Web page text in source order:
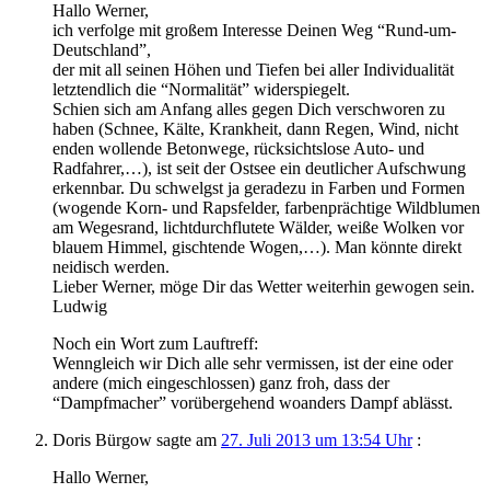
Hallo Werner,
ich verfolge mit großem Interesse Deinen Weg “Rund-um-
Deutschland”,
der mit all seinen Höhen und Tiefen bei aller Individualität
letztendlich die “Normalität” widerspiegelt.
Schien sich am Anfang alles gegen Dich verschworen zu
haben (Schnee, Kälte, Krankheit, dann Regen, Wind, nicht
enden wollende Betonwege, rücksichtslose Auto- und
Radfahrer,…), ist seit der Ostsee ein deutlicher Aufschwung
erkennbar. Du schwelgst ja geradezu in Farben und Formen
(wogende Korn- und Rapsfelder, farbenprächtige Wildblumen
am Wegesrand, lichtdurchflutete Wälder, weiße Wolken vor
blauem Himmel, gischtende Wogen,…). Man könnte direkt
neidisch werden.
Lieber Werner, möge Dir das Wetter weiterhin gewogen sein.
Ludwig
Noch ein Wort zum Lauftreff:
Wenngleich wir Dich alle sehr vermissen, ist der eine oder
andere (mich eingeschlossen) ganz froh, dass der
“Dampfmacher” vorübergehend woanders Dampf ablässt.
Doris Bürgow sagte am 27. Juli 2013 um 13:54 Uhr :
Hallo Werner,